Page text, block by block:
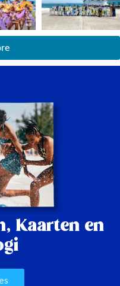
Kaarten en